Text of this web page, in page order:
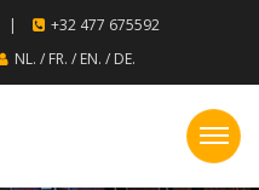
|
+32 477 675592
NL. / FR. / EN. / DE.